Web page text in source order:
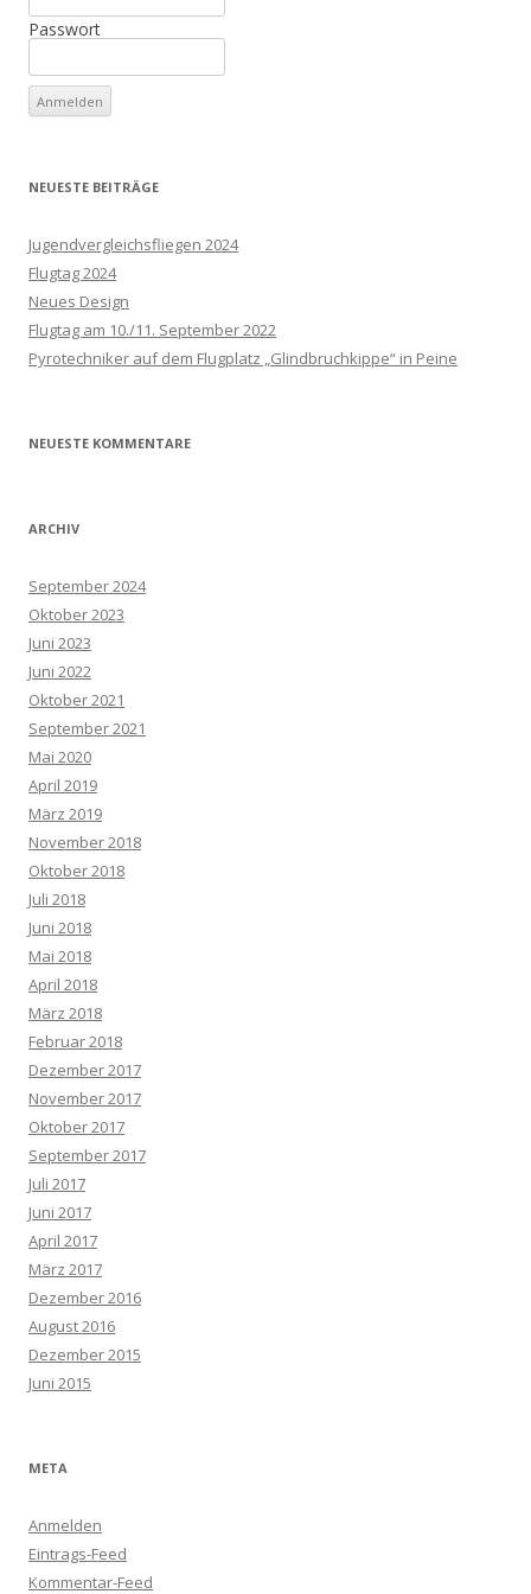
Passwort
NEUESTE BEITRÄGE
Jugendvergleichsfliegen 2024
Flugtag 2024
Neues Design
Flugtag am 10./11. September 2022
Pyrotechniker auf dem Flugplatz „Glindbruchkippe“ in Peine
NEUESTE KOMMENTARE
ARCHIV
September 2024
Oktober 2023
Juni 2023
Juni 2022
Oktober 2021
September 2021
Mai 2020
April 2019
März 2019
November 2018
Oktober 2018
Juli 2018
Juni 2018
Mai 2018
April 2018
März 2018
Februar 2018
Dezember 2017
November 2017
Oktober 2017
September 2017
Juli 2017
Juni 2017
April 2017
März 2017
Dezember 2016
August 2016
Dezember 2015
Juni 2015
META
Anmelden
Eintrags-Feed
Kommentar-Feed